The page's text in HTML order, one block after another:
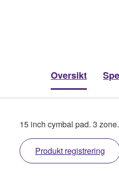
Oversikt
15 inch cymbal pad. 3 zone.
Produkt registrering